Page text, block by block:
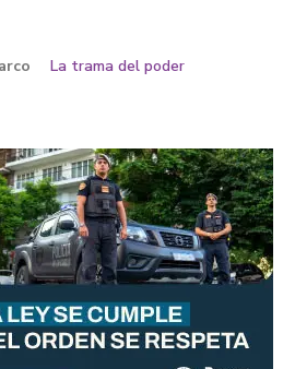
La trama del poder